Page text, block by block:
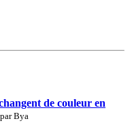
de couleur en
Bya